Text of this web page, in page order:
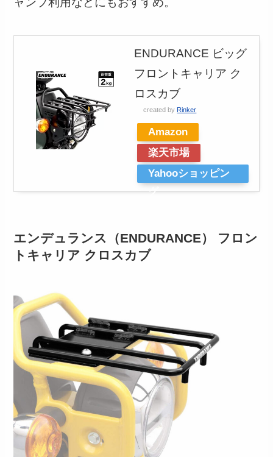
ENDURANCE ビッグ
フロントキャリア ク
ロスカブ
created by Rinker
Amazon
楽天市場
Yahooショッピン
グ
エンデュランス（ENDURANCE） フロン
トキャリア クロスカブ